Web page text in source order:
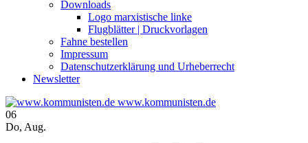
Downloads
Logo marxistische linke
Flugblätter | Druckvorlagen
Fahne bestellen
Impressum
Datenschutzerklärung und Urheberrecht
Newsletter
www.kommunisten.de
06
Do, Aug.